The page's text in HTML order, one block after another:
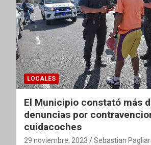
LOCALES
El Municipio constató más
denuncias por
cuidacoches
29 noviembre, 2023 Sebastian